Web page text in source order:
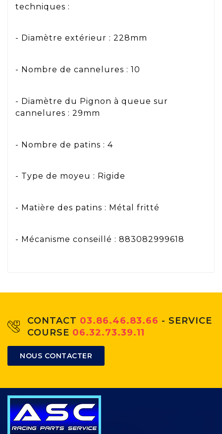
techniques :
- Diamètre extérieur : 228mm
- Nombre de cannelures : 10
- Diamètre du Pignon à queue sur
cannelures : 29mm
- Nombre de patins : 4
- Type de moyeu : Rigide
- Matière des patins : Métal fritté
- Mécanisme conseillé : 883082999618
CONTACT 03.86.46.83.66 - SERVICE
COURSE 06.32.73.39.11
NOUS CONTACTER